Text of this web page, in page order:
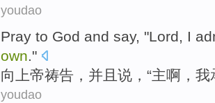
youdao
Pray to God and say, "Lord, I
own."
向
上帝祷告 ， 并且 说 ，“主啊 ， 我
youdao